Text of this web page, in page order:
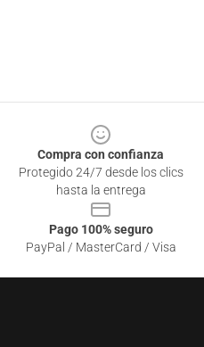
Compra con confianza
Protegido 24/7 desde los clics
hasta la entrega
Pago 100% seguro
PayPal / MasterCard / Visa